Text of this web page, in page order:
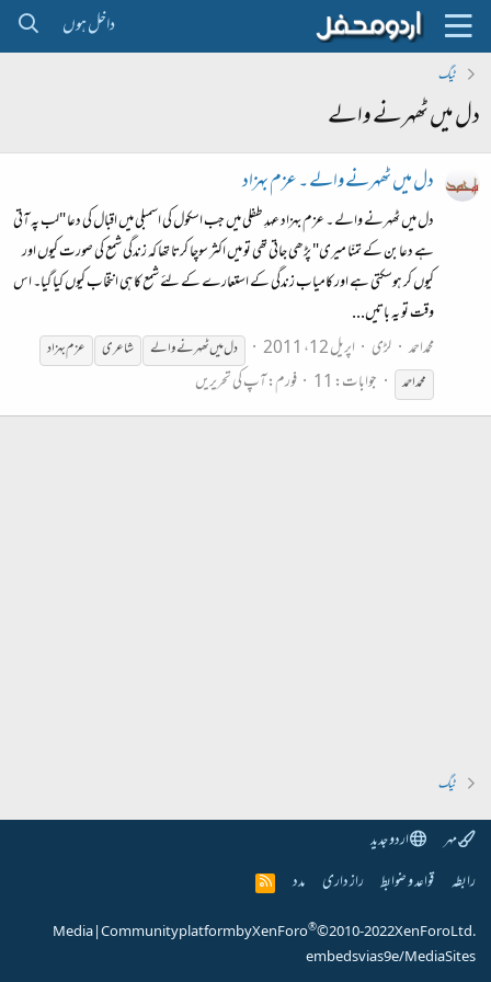
داخل ہوں
ٹیگ
دل میں ٹھہرنے والے
دل میں ٹھہرنے والے ۔ عزم بہزاد
دل میں ٹھہرنے والے ۔ عزم بہزاد عہدِ طفلی میں جب اسکول کی اسمبلی میں اقبال کی دعا "لب پہ آتی
ہے دعا بن کے تمنّا میری" پڑھی جاتی تھی تو میں اکثر سوچا کرتا تھا کہ زندگی شمع کی صورت کیوں اور
کیوں کر ہوسکتی ہے اور کامیاب زندگی کے استعارے کے لئے شمع کا ہی انتخاب کیوں کیا گیا۔ اس
وقت تو یہ باتیں...
محمداحمد لڑی اپریل 12، 2011 دلمیںٹھہرنےوالے شاعری
عزم بہزاد
محمد احمد
جوابات: 11 فورم:آپ کی تحریریں
ٹیگ
مہر
اردو جدید
رابطہ قواعد و ضوابط راز داری مدد
R
S
Community platform by XenForo®© 2010-2022 XenForo Ltd.
|
Media
embeds via s9e/MediaSites